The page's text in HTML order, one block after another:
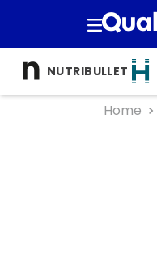
NUTRIBULLET